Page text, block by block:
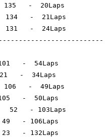
135   -  20Laps
134   -  21Laps
131   -  24Laps